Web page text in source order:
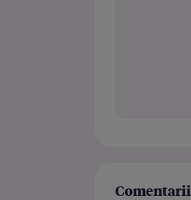
Comentarii